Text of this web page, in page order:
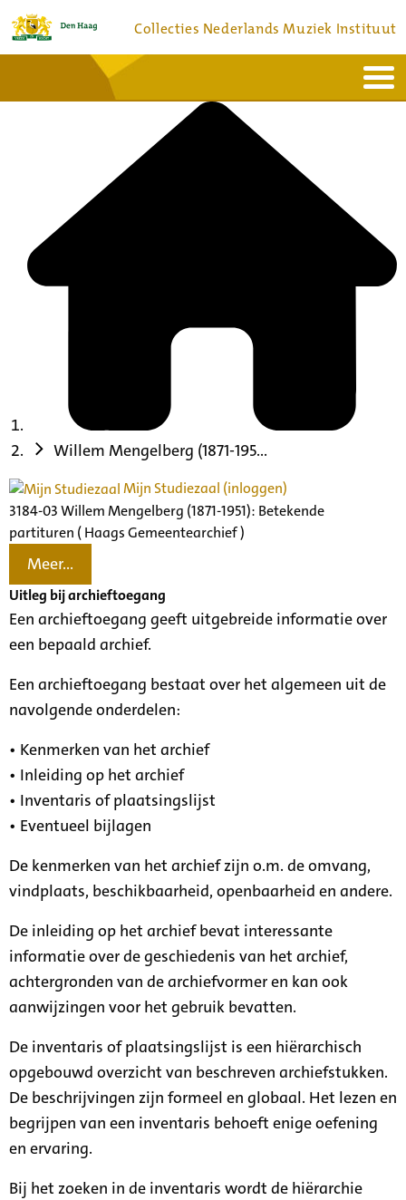
Collecties Nederlands Muziek Instituut
Bronnen en collecties
Willem Mengelberg (1871-195...
Mijn Studiezaal (inloggen)
3184-03 Willem Mengelberg (1871-1951): Betekende
partituren ( Haags Gemeentearchief )
Meer...
Uitleg bij archieftoegang
Een archieftoegang geeft uitgebreide informatie over
een bepaald archief.
Een archieftoegang bestaat over het algemeen uit de
navolgende onderdelen:
• Kenmerken van het archief
• Inleiding op het archief
• Inventaris of plaatsingslijst
• Eventueel bijlagen
De kenmerken van het archief zijn o.m. de omvang,
vindplaats, beschikbaarheid, openbaarheid en andere.
De inleiding op het archief bevat interessante
informatie over de geschiedenis van het archief,
achtergronden van de archiefvormer en kan ook
aanwijzingen voor het gebruik bevatten.
De inventaris of plaatsingslijst is een hiërarchisch
opgebouwd overzicht van beschreven archiefstukken.
De beschrijvingen zijn formeel en globaal. Het lezen en
begrijpen van een inventaris behoeft enige oefening
en ervaring.
Bij het zoeken in de inventaris wordt de hiërarchie